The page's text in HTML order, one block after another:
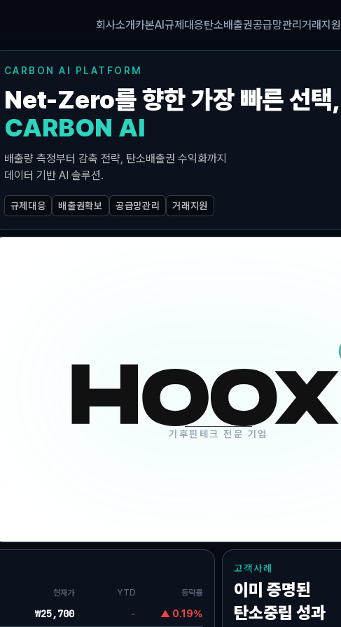
회사소개카본AI규제대응탄소배출권공급망관리 거래지원
CARBON AI PLATFORM
Net-Zero를 향한 가장 빠른 선택,
CARBON AI
배출량 측정부터 감축 전략, 탄소배출권 수익화까지
데이터 기반 AI 솔루션.
규제대응 배출권확보 공급망관리 거래지원
기후핀테크 전문 기업
현재가 YTD 등락률
₩25,700 - ▲ 0.19%
고객사례
이미 증명된
탄소중립 성과